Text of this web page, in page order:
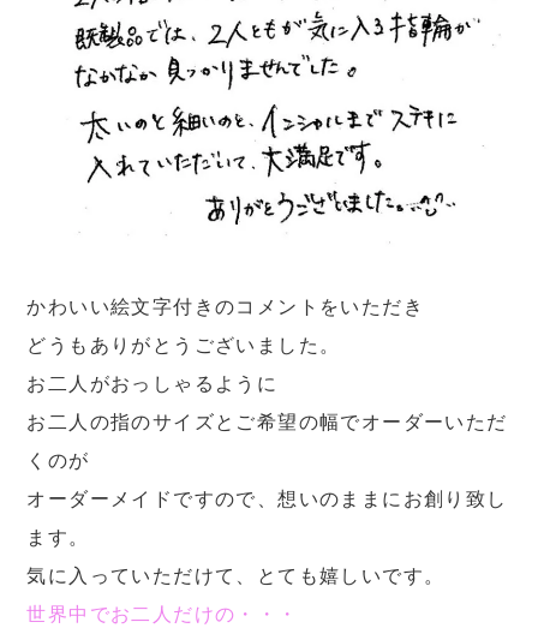
かわいい絵文字付きのコメントをいただき
どうもありがとうございました。
お二人がおっしゃるように
お二人の指のサイズとご希望の幅でオーダーいただ
くのが
オーダーメイドですので、想いのままにお創り致し
ます。
気に入っていただけて、とても嬉しいです。
世界中でお二人だけの・・・